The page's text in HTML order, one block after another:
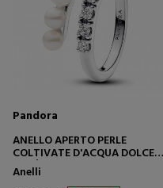
Pandora
ANELLO APERTO PERLE
COLTIVATE D'ACQUA DOLCE E
PAVÉ 193145C01
Anelli